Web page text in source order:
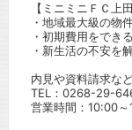
【ミニミニＦＣ上
・地域最大級の物
・初期費用をでき
・新生活の不安を
内見や資料請求な
TEL： 0268-29-
営業時間：10:00